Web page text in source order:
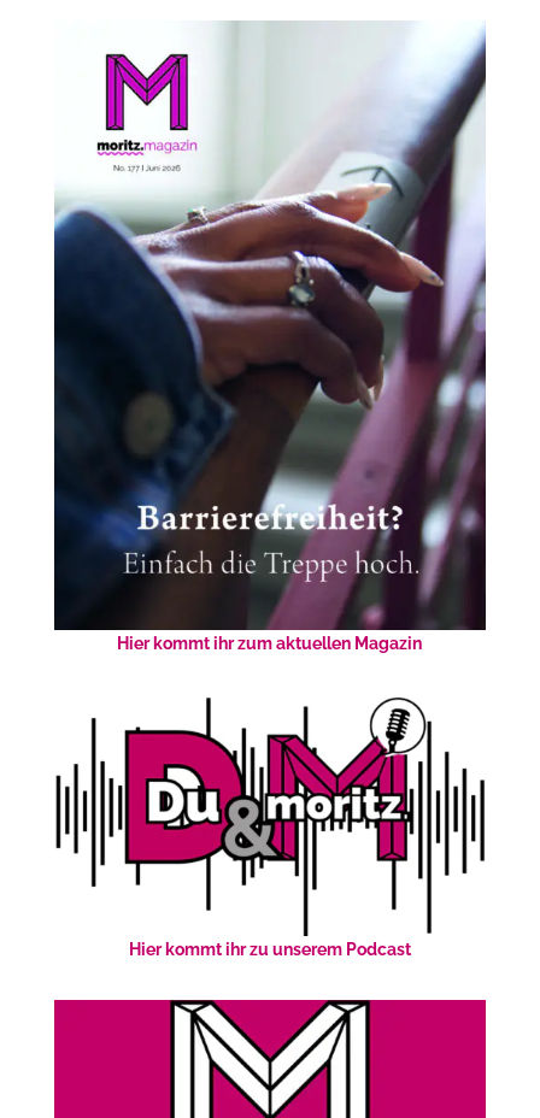
Hier kommt ihr zum aktuellen Magazin
Hier kommt ihr zu unserem Podcast